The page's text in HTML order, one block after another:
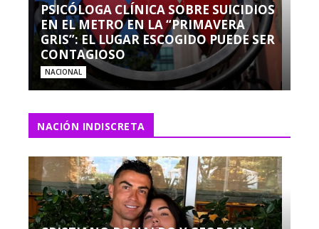
PSICÓLOGA CLÍNICA SOBRE SUICIDIOS
EN EL METRO EN LA “PRIMAVERA
GRIS”: EL LUGAR ESCOGIDO PUEDE SER
CONTAGIOSO
NACIONAL
NACIÓN INDISCRETA